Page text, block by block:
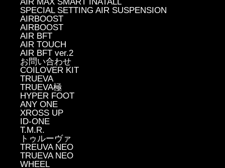
SPECIAL SETTING AIR SUSPENSION
AIRBOOST
AIRBOOST
AIR BFT
AIR TOUCH
AIR BFT ver.2
お問い合わせ
COILOVER KIT
TRUEVA
TRUEVA極
HYPER FOOT
ANY ONE
XROSS UP
ID-ONE
T.M.R.
トゥルーヴァ
TREUVA NEO
TRUEVA NEO
WHEEL